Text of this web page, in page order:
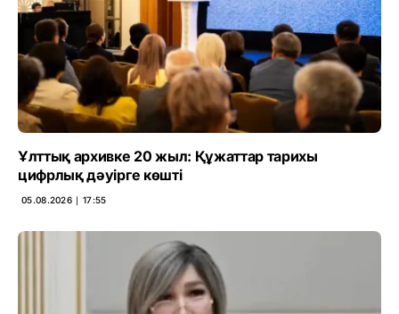
Ұлттық архивке 20 жыл: Құжаттар тарихы
цифрлық дәуірге көшті
05.08.2026 ∣ 17:55